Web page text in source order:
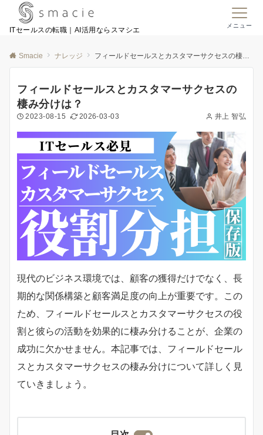
ITセールスの転職｜AI活用ならスマシエ
メニュー
Smacie ナレッジ フィールドセールスとカスタマーサクセスの棲み分けは？
フィールドセールスとカスタマーサクセスの
棲み分けは？
2023-08-15 2026-03-03 井上 智弘
現代のビジネス環境では、顧客の獲得だけでなく、長
期的な関係構築と顧客満足度の向上が重要です。この
ため、フィールドセールスとカスタマーサクセスの役
割と彼らの活動を効果的に棲み分けることが、企業の
成功に欠かせません。本記事では、フィールドセール
スとカスタマーサクセスの棲み分けについて詳しく見
ていきましょう。